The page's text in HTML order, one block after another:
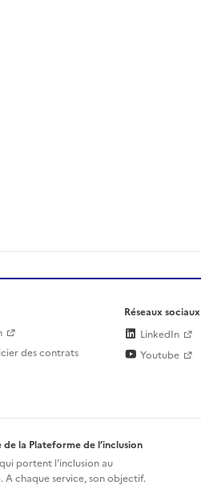
des contrats
Réseaux sociaux
LinkedIn
Youtube
la Plateforme de l’inclusion
portent l'inclusion au
A chaque service, son objectif.